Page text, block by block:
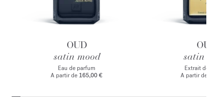
OUD
satin mood
Eau de parfum
A partir de 165,00 €
OUD
satin
Extrait de
A partir de